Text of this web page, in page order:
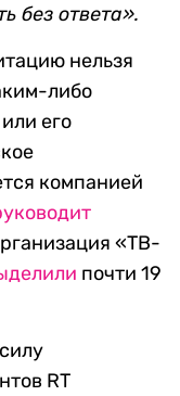
без ответа».
нельзя
либо
его
компанией
«ТВ-
почти 19
RT